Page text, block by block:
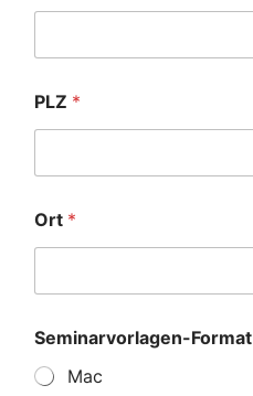
PLZ *
Ort *
Seminarvorlagen-Format
Mac